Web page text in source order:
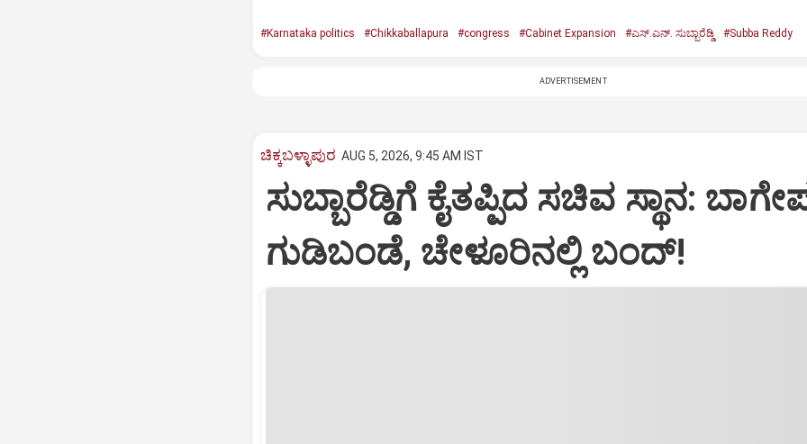
#Karnataka politics #Chikkaballapura #congress #Cabinet Expansion #ಎಸ್.ಎನ್. ಸುಬ್ಬಾರೆಡ್ಡಿ #Subba Reddy
ADVERTISEMENT
ಚಿಕ್ಕಬಳ್ಳಾಪುರ AUG 5, 2026, 9:45 AM IST
ಸುಬ್ಬಾರೆಡ್ಡಿಗೆ ಕೈತಪ್ಪಿದ ಸಚಿವ ಸ್ಥಾನ:
ಗುಡಿಬಂಡೆ, ಚೇಳೂರಿನಲ್ಲಿ ಬಂದ್!